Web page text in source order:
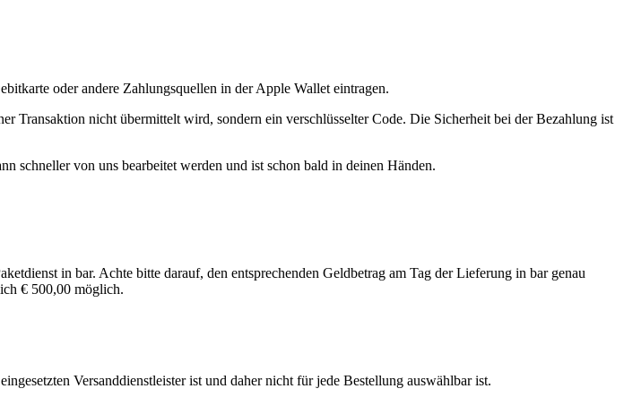
oder andere Zahlungsquellen in der Apple Wallet eintragen.
Transaktion nicht übermittelt wird, sondern ein verschlüsselter Code. Die Sicherheit bei der Bezahlung ist
schneller von uns bearbeitet werden und ist schon bald in deinen Händen.
in bar. Achte bitte darauf, den entsprechenden Geldbetrag am Tag der Lieferung in bar genau
€ 500,00 möglich.
Versanddienstleister ist und daher nicht für jede Bestellung auswählbar ist.